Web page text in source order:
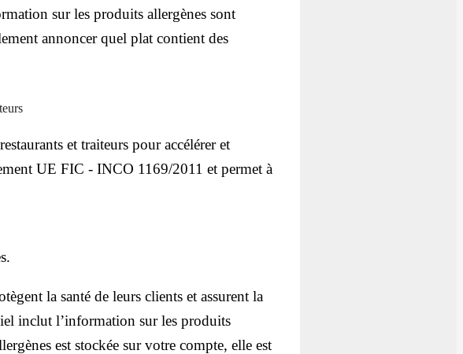
sur les produits allergènes sont
annoncer quel plat contient des
et traiteurs pour accélérer et
UE FIC - INCO 1169/2011 et permet à
la santé de leurs clients et assurent la
inclut l’information sur les produits
est stockée sur votre compte, elle est